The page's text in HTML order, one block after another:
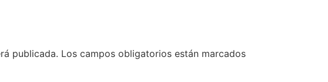
publicada. Los campos obligatorios están marcados